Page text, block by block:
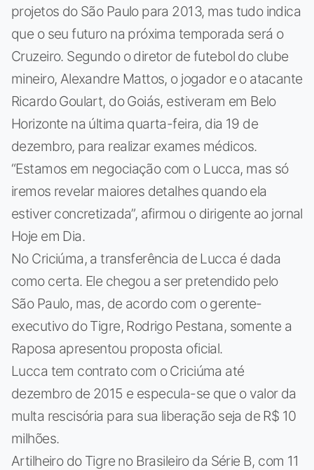
projetos do São Paulo para 2013, mas tudo indica
que o seu futuro na próxima temporada será o
Cruzeiro. Segundo o diretor de futebol do clube
mineiro, Alexandre Mattos, o jogador e o atacante
Ricardo Goulart, do Goiás, estiveram em Belo
Horizonte na última quarta-feira, dia 19 de
dezembro, para realizar exames médicos.
“Estamos em negociação com o Lucca, mas só
iremos revelar maiores detalhes quando ela
estiver concretizada”, afirmou o dirigente ao jornal
Hoje em Dia.
No Criciúma, a transferência de Lucca é dada
como certa. Ele chegou a ser pretendido pelo
São Paulo, mas, de acordo com o gerente-
executivo do Tigre, Rodrigo Pestana, somente a
Raposa apresentou proposta oficial.
Lucca tem contrato com o Criciúma até
dezembro de 2015 e especula-se que o valor da
multa rescisória para sua liberação seja de R$ 10
milhões.
Artilheiro do Tigre no Brasileiro da Série B, com 11